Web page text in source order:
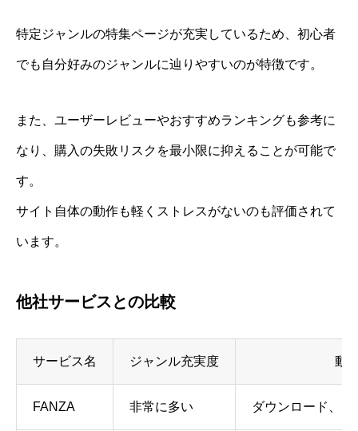
特定ジャンルの特集ページが充実しているため、初心者
でも自分好みのジャンルに辿りやすいのが特徴です。
また、ユーザーレビューやおすすめランキングも参考に
なり、購入の失敗リスクを最小限に抑えることが可能で
す。
サイト自体の動作も軽くストレスがないのも評価されて
います。
他社サービスとの比較
サービス名 ジャンル充実度 動
FANZA 非常に多い ダウンロード、